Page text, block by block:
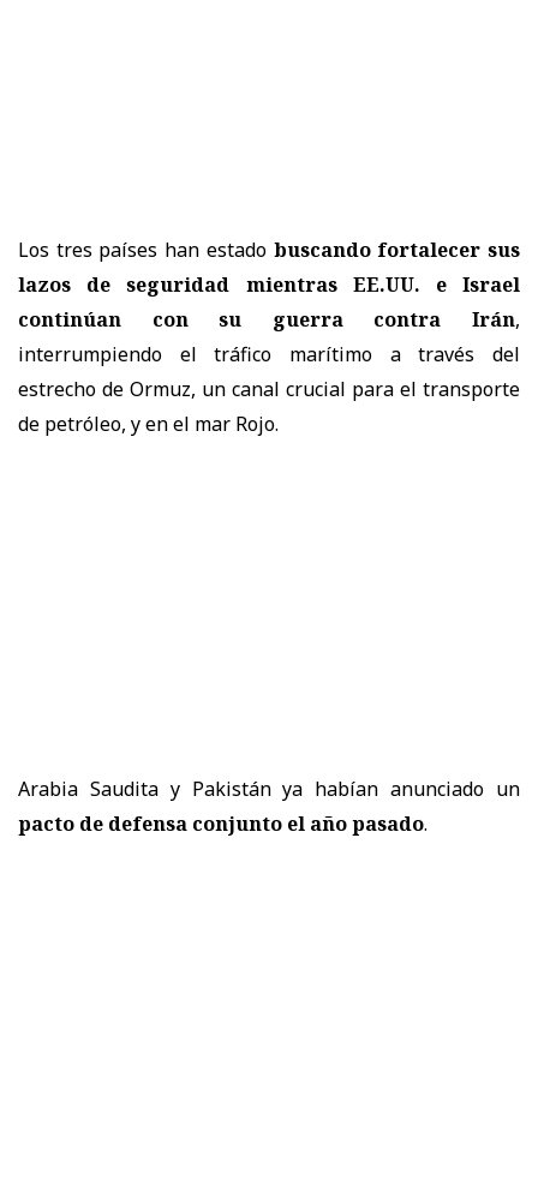
Los tres países han estado buscando fortalecer sus
lazos de seguridad mientras EE.UU. e Israel
continúan con su guerra contra Irán,
interrumpiendo el tráfico marítimo a través del
estrecho de Ormuz, un canal crucial para el transporte
de petróleo, y en el mar Rojo.
Arabia Saudita y Pakistán ya habían anunciado un
pacto de defensa conjunto el año pasado.